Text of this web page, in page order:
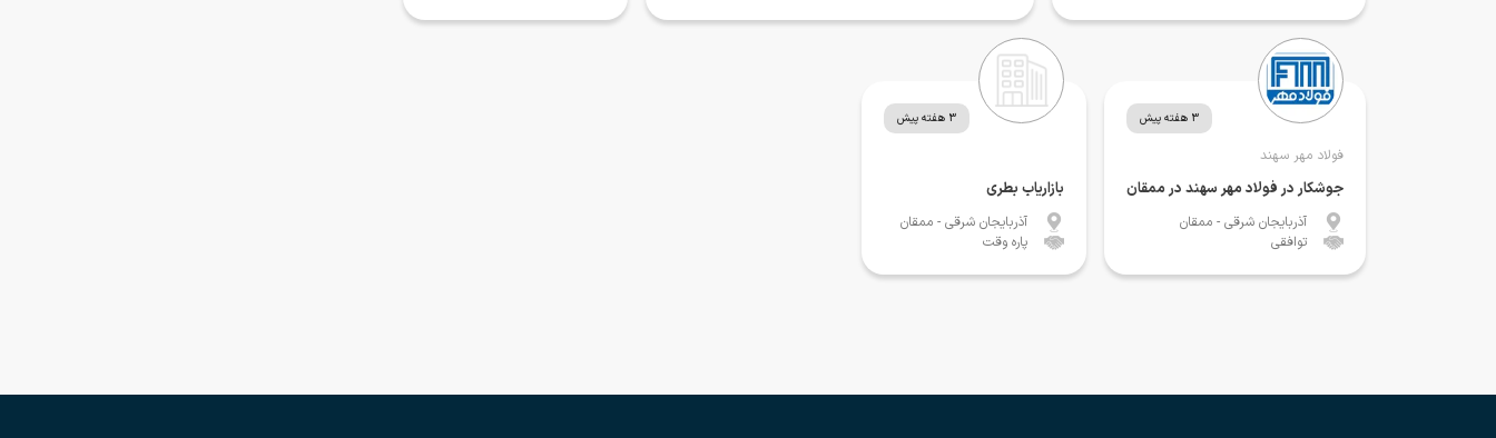
3 هفته پیش
فولاد مهر سهند
جوشکار در فولاد مهر سهند در ممقان
آذربایجان شرقی - ممقان
توافقی
3 هفته پیش
بازاریاب بطری
آذربایجان شرقی - ممقان
پاره وقت